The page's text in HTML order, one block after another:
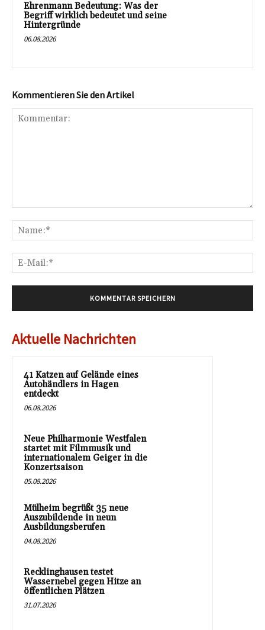
Ehrenmann Bedeutung: Was der
Begriff wirklich bedeutet und seine
Hintergründe
06.08.2026
Kommentieren Sie den Artikel
Aktuelle Nachrichten
41 Katzen auf Gelände eines
Autohändlers in Hagen
entdeckt
06.08.2026
Neue Philharmonie Westfalen
startet mit Filmmusik und
internationalem Geiger in die
Konzertsaison
05.08.2026
Mülheim begrüßt 35 neue
Auszubildende in neun
Ausbildungsberufen
04.08.2026
Recklinghausen testet
Wassernebel gegen Hitze an
öffentlichen Plätzen
31.07.2026